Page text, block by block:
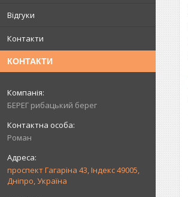
Відгуки
Контакти
КОНТАКТИ
БЕРЕГ рибацький берег
Роман
проспект Гагаріна 43, Індекс 49005,
Дніпро, Україна